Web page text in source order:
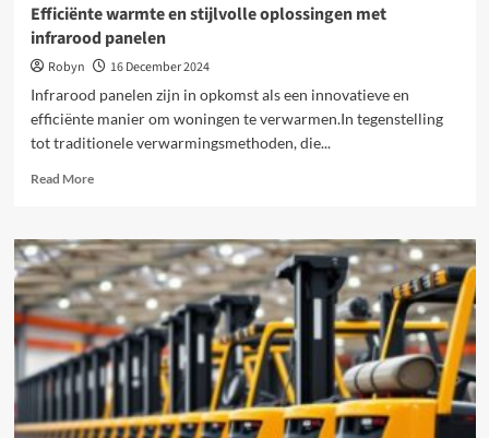
Efficiënte warmte en stijlvolle oplossingen met
infrarood panelen
Robyn
16 December 2024
Infrarood panelen zijn in opkomst als een innovatieve en
efficiënte manier om woningen te verwarmen.In tegenstelling
tot traditionele verwarmingsmethoden, die...
Read MoreRead
Efficiënte
warmte
en
stijlvolle
oplossingen
met
infrarood
panelen